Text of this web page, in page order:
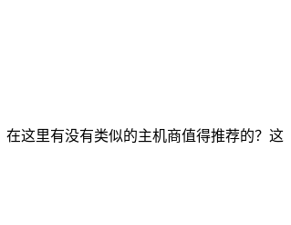
这里有没有类似的主机商值得推荐的？这